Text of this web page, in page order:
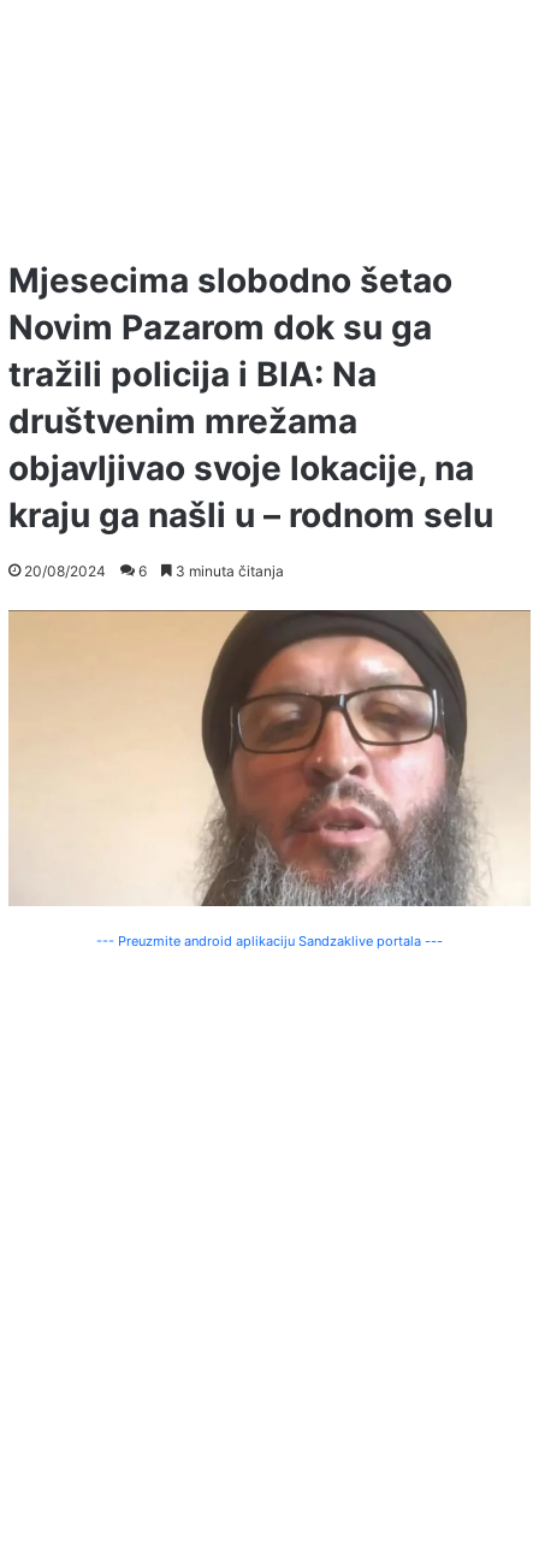
Mjesecima slobodno šetao
Novim Pazarom dok su ga
tražili policija i BIA: Na
društvenim mrežama
objavljivao svoje lokacije, na
kraju ga našli u – rodnom selu
20/08/2024 6 3 minuta čitanja
--- Preuzmite android aplikaciju Sandzaklive portala ---